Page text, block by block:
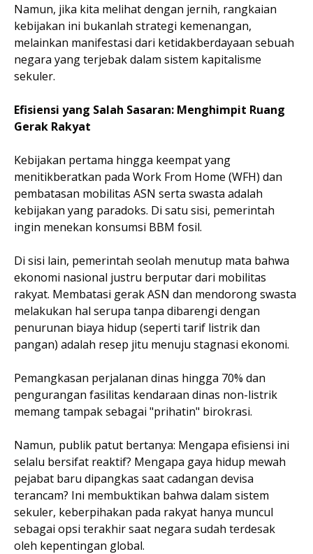
Namun, jika kita melihat dengan jernih, rangkaian
kebijakan ini bukanlah strategi kemenangan,
melainkan manifestasi dari ketidakberdayaan sebuah
negara yang terjebak dalam sistem kapitalisme
sekuler.
Efisiensi yang Salah Sasaran: Menghimpit Ruang
Gerak Rakyat
Kebijakan pertama hingga keempat yang
menitikberatkan pada Work From Home (WFH) dan
pembatasan mobilitas ASN serta swasta adalah
kebijakan yang paradoks. Di satu sisi, pemerintah
ingin menekan konsumsi BBM fosil.
Di sisi lain, pemerintah seolah menutup mata bahwa
ekonomi nasional justru berputar dari mobilitas
rakyat. Membatasi gerak ASN dan mendorong swasta
melakukan hal serupa tanpa dibarengi dengan
penurunan biaya hidup (seperti tarif listrik dan
pangan) adalah resep jitu menuju stagnasi ekonomi.
Pemangkasan perjalanan dinas hingga 70% dan
pengurangan fasilitas kendaraan dinas non-listrik
memang tampak sebagai "prihatin" birokrasi.
Namun, publik patut bertanya: Mengapa efisiensi ini
selalu bersifat reaktif? Mengapa gaya hidup mewah
pejabat baru dipangkas saat cadangan devisa
terancam? Ini membuktikan bahwa dalam sistem
sekuler, keberpihakan pada rakyat hanya muncul
sebagai opsi terakhir saat negara sudah terdesak
oleh kepentingan global.